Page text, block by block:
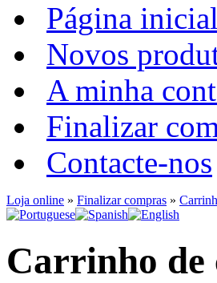
Página inicial
Novos
A minha
Finalizar
Contacte-nos
Loja online » Finalizar compras »
Carrinho de